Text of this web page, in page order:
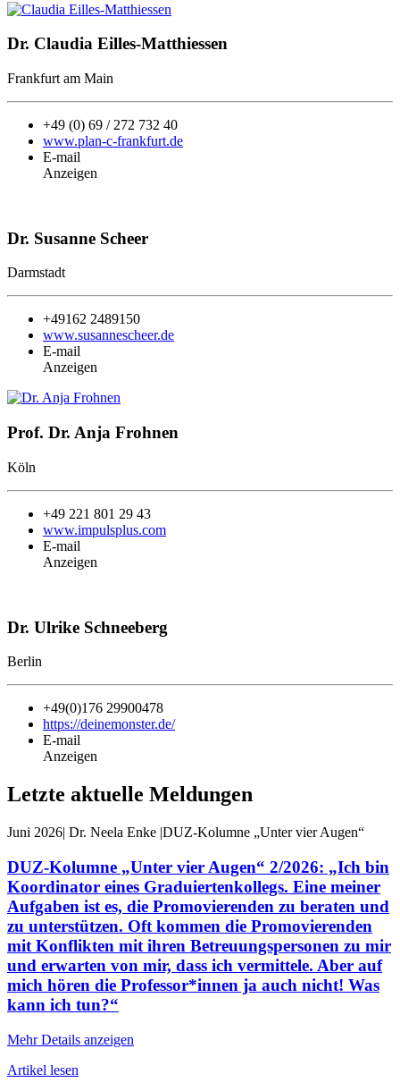
Dr. Claudia Eilles-Matthiessen
Frankfurt am Main
+49 (0) 69 / 272 732 40
www.plan-c-frankfurt.de
E-mail
Anzeigen
Dr. Susanne Scheer
Darmstadt
+49162 2489150
www.susannescheer.de
E-mail
Anzeigen
Prof. Dr. Anja Frohnen
Köln
+49 221 801 29 43
www.impulsplus.com
E-mail
Anzeigen
Dr. Ulrike Schneeberg
Berlin
+49(0)176 29900478
https://deinemonster.de/
E-mail
Anzeigen
Letzte aktuelle Meldungen
Juni 2026| Dr. Neela Enke |DUZ-Kolumne „Unter vier Augen“
DUZ-Kolumne „Unter vier Augen“ 2/2026: „Ich bin
Koordinator eines Graduiertenkollegs. Eine meiner
Aufgaben ist es, die Promovierenden zu beraten und
zu unterstützen. Oft kommen die Promovierenden
mit Konflikten mit ihren Betreuungspersonen zu mir
und erwarten von mir, dass ich vermittele. Aber auf
mich hören die Professor*innen ja auch nicht! Was
kann ich tun?“
Mehr Details anzeigen
Artikel lesen